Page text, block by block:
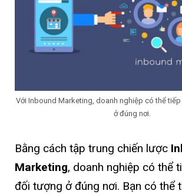
Với Inbound Marketing, doanh nghiệp có thể
ở đúng nơi.
Bằng cách tập trung chiến lược
Marketing, doanh nghiệp có thể
đối tượng ở đúng nơi. Bạn có thể